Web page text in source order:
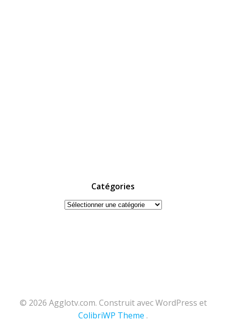
Catégories
Catégories
© 2026 Agglotv.com. Construit avec WordPress et
ColibriWP Theme .